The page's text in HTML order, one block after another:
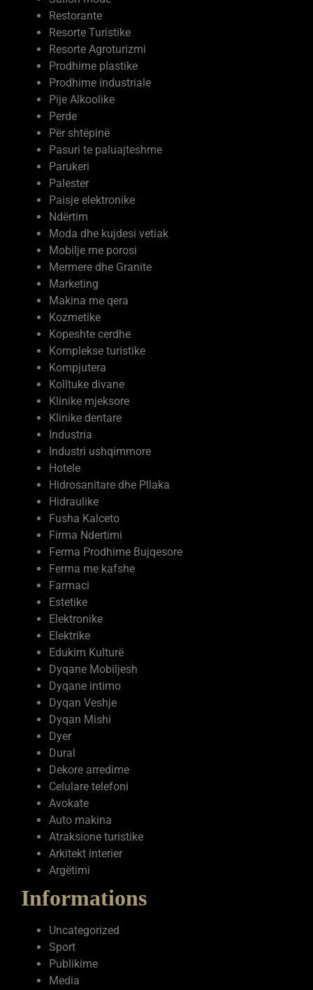
Restorante
Resorte Turistike
Resorte Agroturizmi
Prodhime plastike
Prodhime industriale
Pije Alkoolike
Perde
Për shtëpinë
Pasuri te paluajteshme
Parukeri
Palester
Paisje elektronike
Ndërtim
Moda dhe kujdesi vetiak
Mobilje me porosi
Mermere dhe Granite
Marketing
Makina me qera
Kozmetike
Kopeshte cerdhe
Komplekse turistike
Kompjutera
Kolltuke divane
Klinike mjeksore
Klinike dentare
Industria
Industri ushqimmore
Hotele
Hidrosanitare dhe Pllaka
Hidraulike
Fusha Kalceto
Firma Ndertimi
Ferma Prodhime Bujqesore
Ferma me kafshe
Farmaci
Estetike
Elektronike
Elektrike
Edukim Kulturë
Dyqane Mobiljesh
Dyqane intimo
Dyqan Veshje
Dyqan Mishi
Dyer
Dural
Dekore arredime
Celulare telefoni
Avokate
Auto makina
Atraksione turistike
Arkitekt interier
Argëtimi
Informations
Uncategorized
Sport
Publikime
Media